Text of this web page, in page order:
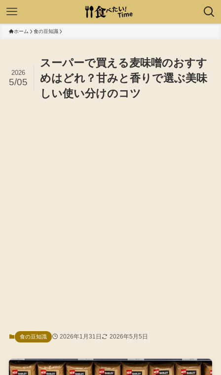
ホーム 食の豆知識
スーパーで買える麦味噌のおすす
めはどれ？甘みと香りで選ぶ美味
しい使い分けのコツ
2026
5/05
食の豆知識 2026年1月31日 2026年5月5日